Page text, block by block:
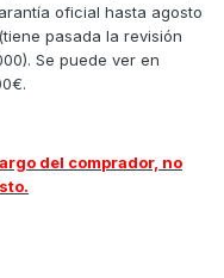
oficial hasta agosto
pasada la revisión
Se puede ver en
del comprador, no